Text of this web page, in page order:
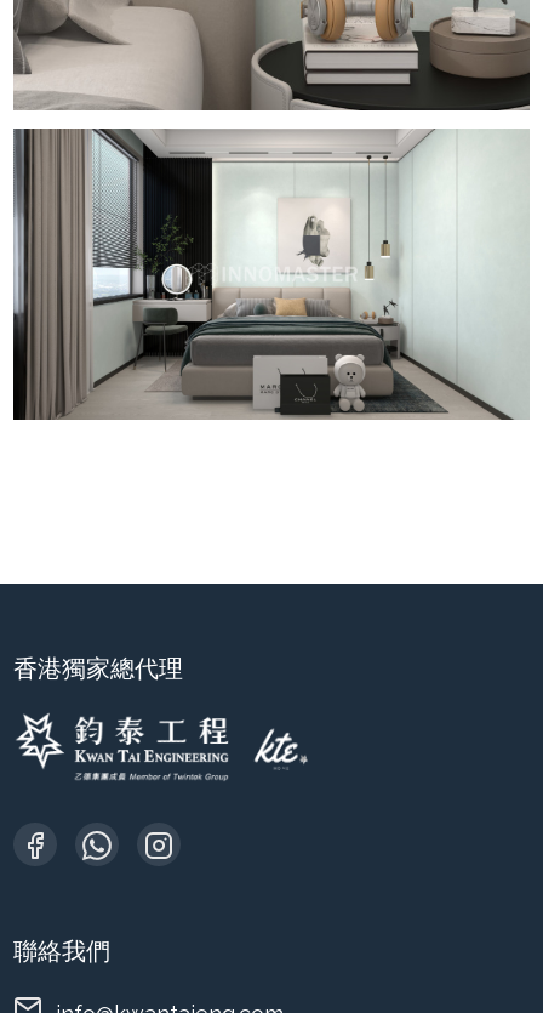
香港獨家總代理
聯絡我們